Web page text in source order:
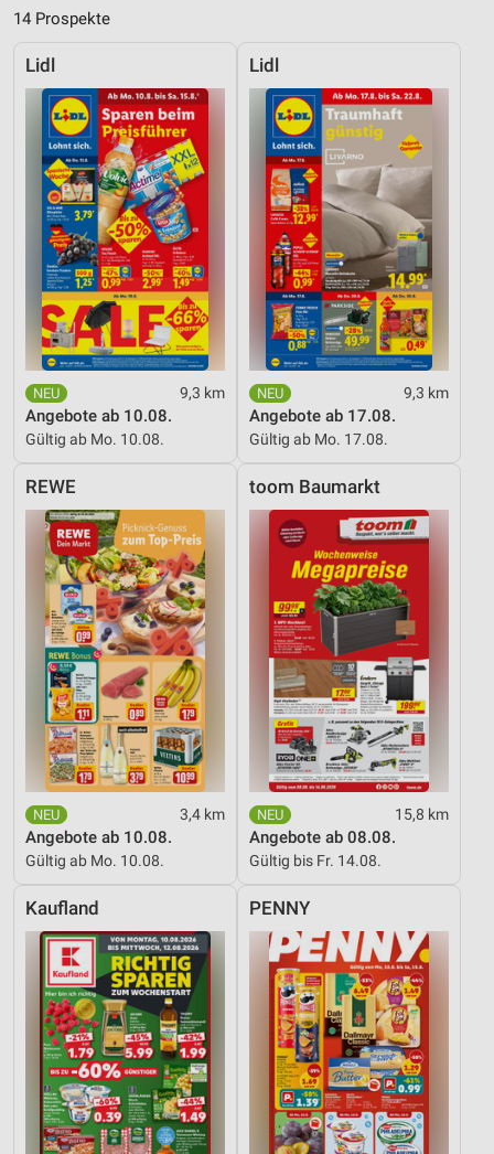
14 Prospekte
Lidl
9,3 km
Angebote ab 10.08.
Gültig ab Mo. 10.08.
Lidl
9,3 km
Angebote ab 17.08.
Gültig ab Mo. 17.08.
REWE
3,4 km
Angebote ab 10.08.
Gültig ab Mo. 10.08.
toom Baumarkt
15,8 km
Angebote ab 08.08.
Gültig bis Fr. 14.08.
Kaufland PENNY
IAB-Verarbeitungszwecke:
auf einem Endgerät
Verwendung reduzierter Daten zur Auswahl von
Werbeanzeigen
Erstellung von Profilen für personalisierte
Werbung
Verwendung von Profilen zur Auswahl
personalisierter Werbung
Erstellung von Profilen zur Personalisierung
von Inhalten
Verwendung von Profilen zur Auswahl
personalisierter Inhalte
Messung der Werbeleistung
Messung der Performance von Inhalten
Analyse von Zielgruppen durch Statistiken oder
Kombinationen von Daten aus verschiedenen
Quellen
Entwicklung und Verbesserung der Angebote
Verwendung reduzierter Daten zur Auswahl von
Inhalten
IAB-Besonderheiten:
Verwendung genauer Standortdaten
Geräte anhand von aktiv angeforderten
Informationen identifizieren
Nicht-IAB-Verarbeitungszwecke:
Funktional
Werbung